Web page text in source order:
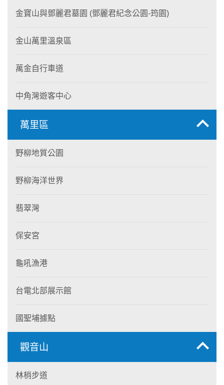
金寶山與鄧麗君墓園 (鄧麗君紀念公園-筠園)
金山萬里溫泉區
萬金自行車道
中角灣遊客中心
萬里區
野柳地質公園
野柳海洋世界
翡翠灣
保安宮
龜吼漁港
台電北部展示館
國聖埔據點
觀音山
林梢步道